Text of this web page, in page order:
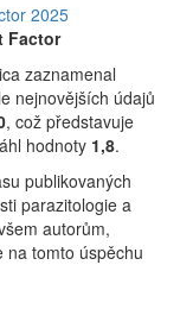
Factor
zaznamenal
nejnovějších údajů
, což představuje
hodnoty 1,8.
publikovaných
parazitologie a
autorům,
na tomto úspěchu